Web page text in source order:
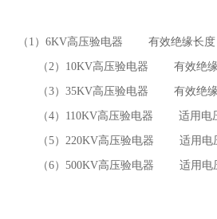
（1 ） 6KV高压验电器 有效绝缘长度
（2） 10KV高压验电器 有效绝缘
（3） 35KV高压验电器 有效绝缘
（4） 110KV高压验电器 适用电
（5） 220KV高压验电器 适用电
（6） 500KV高压验电器 适用电